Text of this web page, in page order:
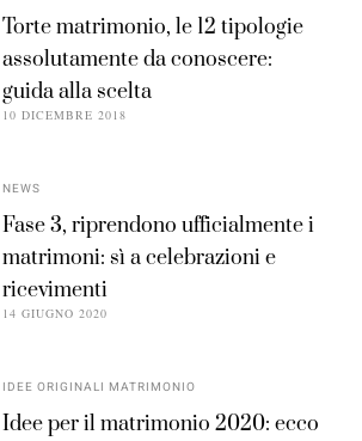
Torte matrimonio, le 12 tipologie
assolutamente da conoscere:
guida alla scelta
10 DICEMBRE 2018
NEWS
Fase 3, riprendono ufficialmente i
matrimoni: sì a celebrazioni e
ricevimenti
14 GIUGNO 2020
IDEE ORIGINALI MATRIMONIO
Idee per il matrimonio 2020: ecco